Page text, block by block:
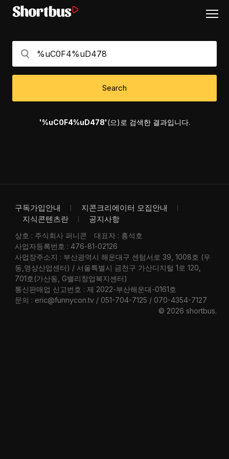
Search
'%uC0F4%uD478'(으)로 검색한 결과입니다.
구독가입안내
지콘크리에이터 모집안내
지식콘텐츠란
공지사항
상호 : 주식회사 퍼니콘
대표자 : 홍석호
사업자등록번호 : 476-81-02126
사업장주소지 : 부산광역시 해운대구 센텀서로 39, 1008호 (우
동,영상산업센터) / 서울특별시 금천구 가산디지털 1로 120,
701호(가산동, G밸리창업복지센터)
통신판매업 신고번호 : 제 2022-부산해운대-0161호
문의 : eric@funnycon.tv / 051-704-7125 / 070-4354-7127
© 2026 shortbus.